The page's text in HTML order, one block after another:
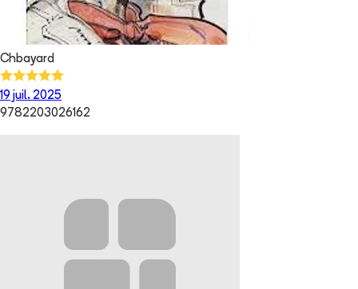
Chbayard
19 juil. 2025
9782203026162